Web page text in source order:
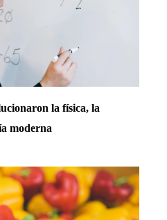
la física, la
moderna